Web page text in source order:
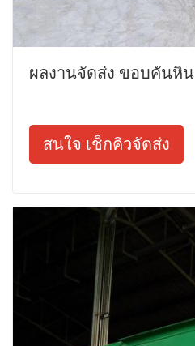
ผลงานจัดส่ง ขอบคันหิน
สนใจ เช็กคิวจัดส่ง